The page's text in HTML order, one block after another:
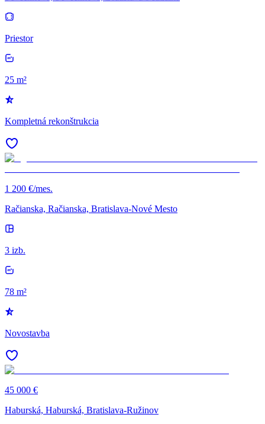
Priestor
25 m²
Kompletná rekonštrukcia
1 200 €/mes.
Račianska, Račianska, Bratislava-Nové Mesto
3 izb.
78 m²
Novostavba
45 000 €
Haburská, Haburská, Bratislava-Ružinov